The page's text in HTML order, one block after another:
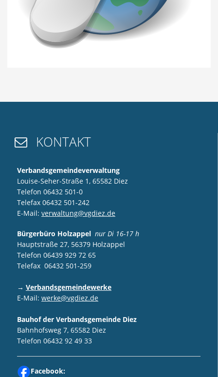
 KONTAKT
Verbandsgemeindeverwaltung
Louise-Seher-Straße 1, 65582 Diez
Telefon 06432 501-0
Telefax 06432 501-242
E-Mail: verwaltung@vgdiez.de
Bürgerbüro Holzappel nur Di 16-17 h
Hauptstraße 27, 56379 Holzappel
Telefon 06439 929 72 65
Telefax 06432 501-259
→ Verbandsgemeindewerke
E-Mail: werke@vgdiez.de
Bauhof der Verbandsgemeinde Diez
Bahnhofsweg 7, 65582 Diez
Telefon 06432 92 49 33
Facebook: